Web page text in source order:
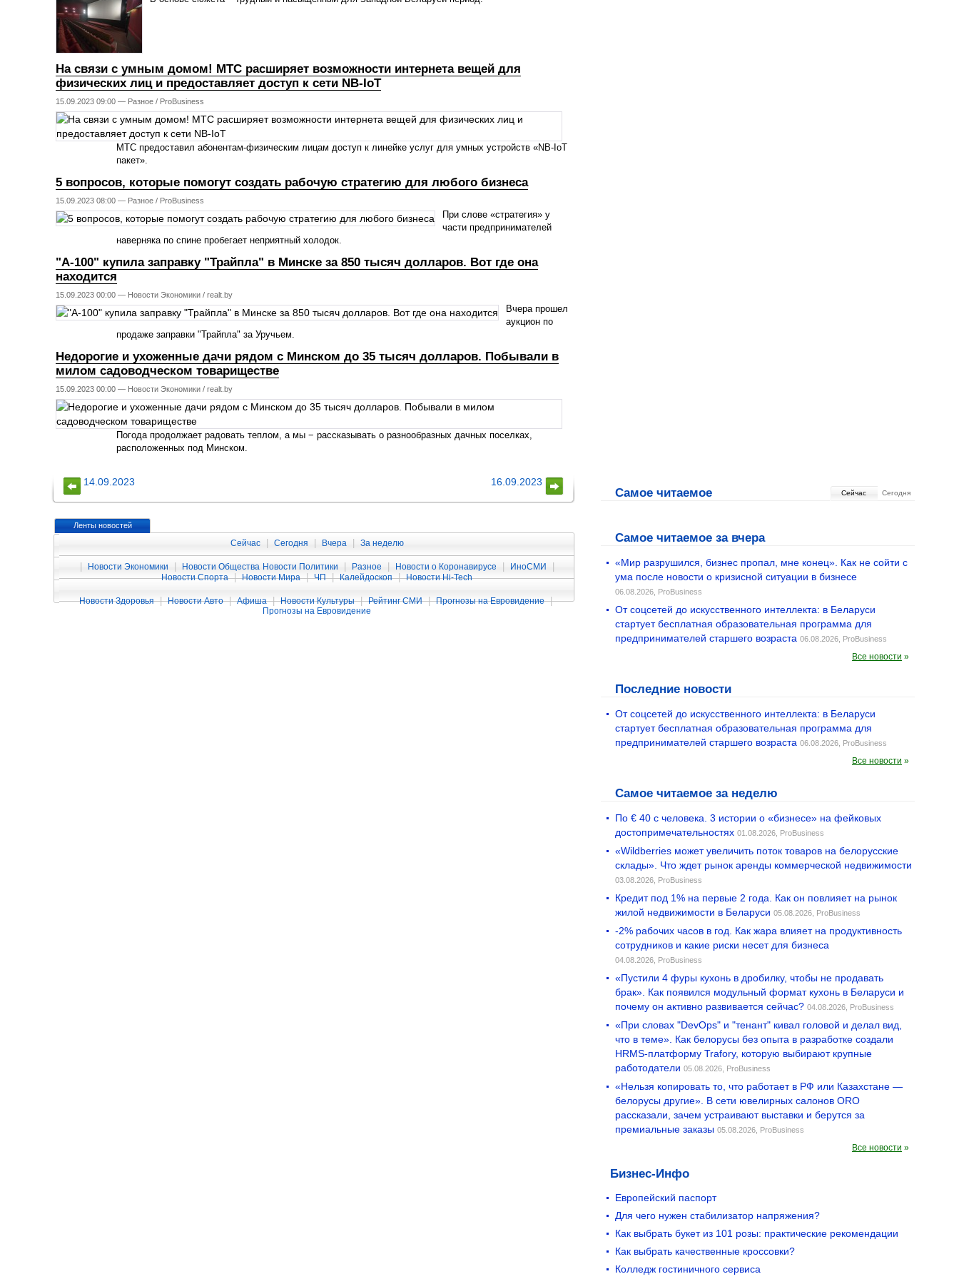
На связи с умным домом! МТС расширяет возможности интернета вещей для
физических лиц и предоставляет доступ к сети NB-IoT
15.09.2023 09:00 — Разное / ProBusiness
МТС предоставил абонентам-физическим лицам доступ к линейке услуг для умных устройств «NB-IoT
пакет».
5 вопросов, которые помогут создать рабочую стратегию для любого бизнеса
15.09.2023 08:00 — Разное / ProBusiness
При слове «стратегия» у
части предпринимателей
наверняка по спине пробегает неприятный холодок.
"А-100" купила заправку "Трайпла" в Минске за 850 тысяч долларов. Вот где она
находится
15.09.2023 00:00 — Новости Экономики / realt.by
Вчера прошел
аукцион по
продаже заправки "Трайпла" за Уручьем.
Недорогие и ухоженные дачи рядом с Минском до 35 тысяч долларов. Побывали в
милом садоводческом товариществе
15.09.2023 00:00 — Новости Экономики / realt.by
Погода продолжает радовать теплом, а мы − рассказывать о разнообразных дачных поселках,
расположенных под Минском.
14.09.2023 16.09.2023
Ленты новостей
Сейчас Сегодня Вчера За неделю
Новости Экономики Новости Общества Новости Политики Разное Новости о Коронавирусе ИноСМИ
Новости Спорта | Новости Мира | ЧП | Калейдоскоп | Новости Hi-Tech
Новости Здоровья | Новости Авто | Афиша | Новости Культуры | Рейтинг СМИ | Прогнозы на Евровидение |
Прогнозы на Евровидение
Самое читаемое Сегодня
Cейчас
Самое читаемое за вчера
«Мир разрушился, бизнес пропал, мне конец». Как не сойти с
ума после новости о кризисной ситуации в бизнесе
06.08.2026, ProBusiness
От соцсетей до искусственного интеллекта: в Беларуси
стартует бесплатная образовательная программа для
предпринимателей старшего возраста 06.08.2026, ProBusiness
Все новости »
Последние новости
От соцсетей до искусственного интеллекта: в Беларуси
стартует бесплатная образовательная программа для
предпринимателей старшего возраста 06.08.2026, ProBusiness
Все новости »
Самое читаемое за неделю
По € 40 с человека. 3 истории о «бизнесе» на фейковых
достопримечательностях 01.08.2026, ProBusiness
«Wildberries может увеличить поток товаров на белорусские
склады». Что ждет рынок аренды коммерческой недвижимости
03.08.2026, ProBusiness
Кредит под 1% на первые 2 года. Как он повлияет на рынок
жилой недвижимости в Беларуси 05.08.2026, ProBusiness
-2% рабочих часов в год. Как жара влияет на продуктивность
сотрудников и какие риски несет для бизнеса
04.08.2026, ProBusiness
«Пустили 4 фуры кухонь в дробилку, чтобы не продавать
брак». Как появился модульный формат кухонь в Беларуси и
почему он активно развивается сейчас? 04.08.2026, ProBusiness
«При словах "DevOps" и "тенант" кивал головой и делал вид,
что в теме». Как белорусы без опыта в разработке создали
HRMS-платформу Trafory, которую выбирают крупные
работодатели 05.08.2026, ProBusiness
«Нельзя копировать то, что работает в РФ или Казахстане —
белорусы другие». В сети ювелирных салонов ORO
рассказали, зачем устраивают выставки и берутся за
премиальные заказы 05.08.2026, ProBusiness
Все новости »
Бизнес-Инфо
Европейский паспорт
Для чего нужен стабилизатор напряжения?
Как выбрать букет из 101 розы: практические рекомендации
Как выбрать качественные кроссовки?
Колледж гостиничного сервиса